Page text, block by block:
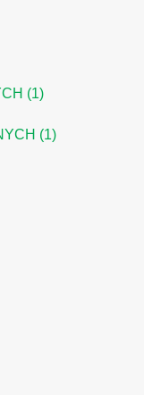
(1)
(1)